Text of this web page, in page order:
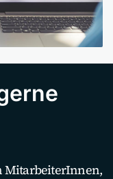
MitarbeiterInnen,